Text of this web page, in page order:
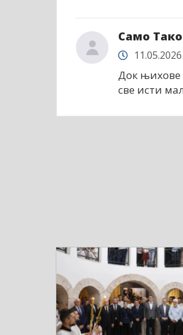
Само Тако
Док њихове
све исти